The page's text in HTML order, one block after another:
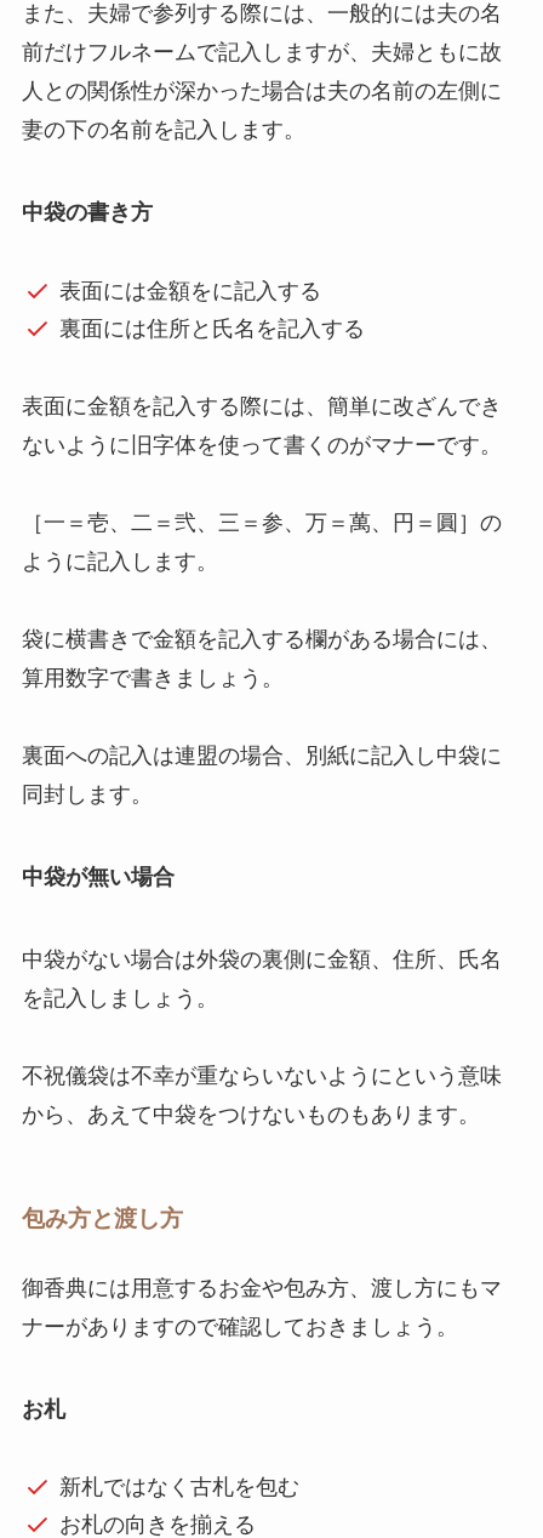
また、夫婦で参列する際には、一般的には夫の名
前だけフルネームで記入しますが、夫婦ともに故
人との関係性が深かった場合は夫の名前の左側に
妻の下の名前を記入します。
中袋の書き方
表面には金額をに記入する
裏面には住所と氏名を記入する
表面に金額を記入する際には、簡単に改ざんでき
ないように旧字体を使って書くのがマナーです。
［一＝壱、二＝弐、三＝参、万＝萬、円＝圓］の
ように記入します。
袋に横書きで金額を記入する欄がある場合には、
算用数字で書きましょう。
裏面への記入は連盟の場合、別紙に記入し中袋に
同封します。
中袋が無い場合
中袋がない場合は外袋の裏側に金額、住所、氏名
を記入しましょう。
不祝儀袋は不幸が重ならいないようにという意味
から、あえて中袋をつけないものもあります。
包み方と渡し方
御香典には用意するお金や包み方、渡し方にもマ
ナーがありますので確認しておきましょう。
お札
新札ではなく古札を包む
お札の向きを揃える